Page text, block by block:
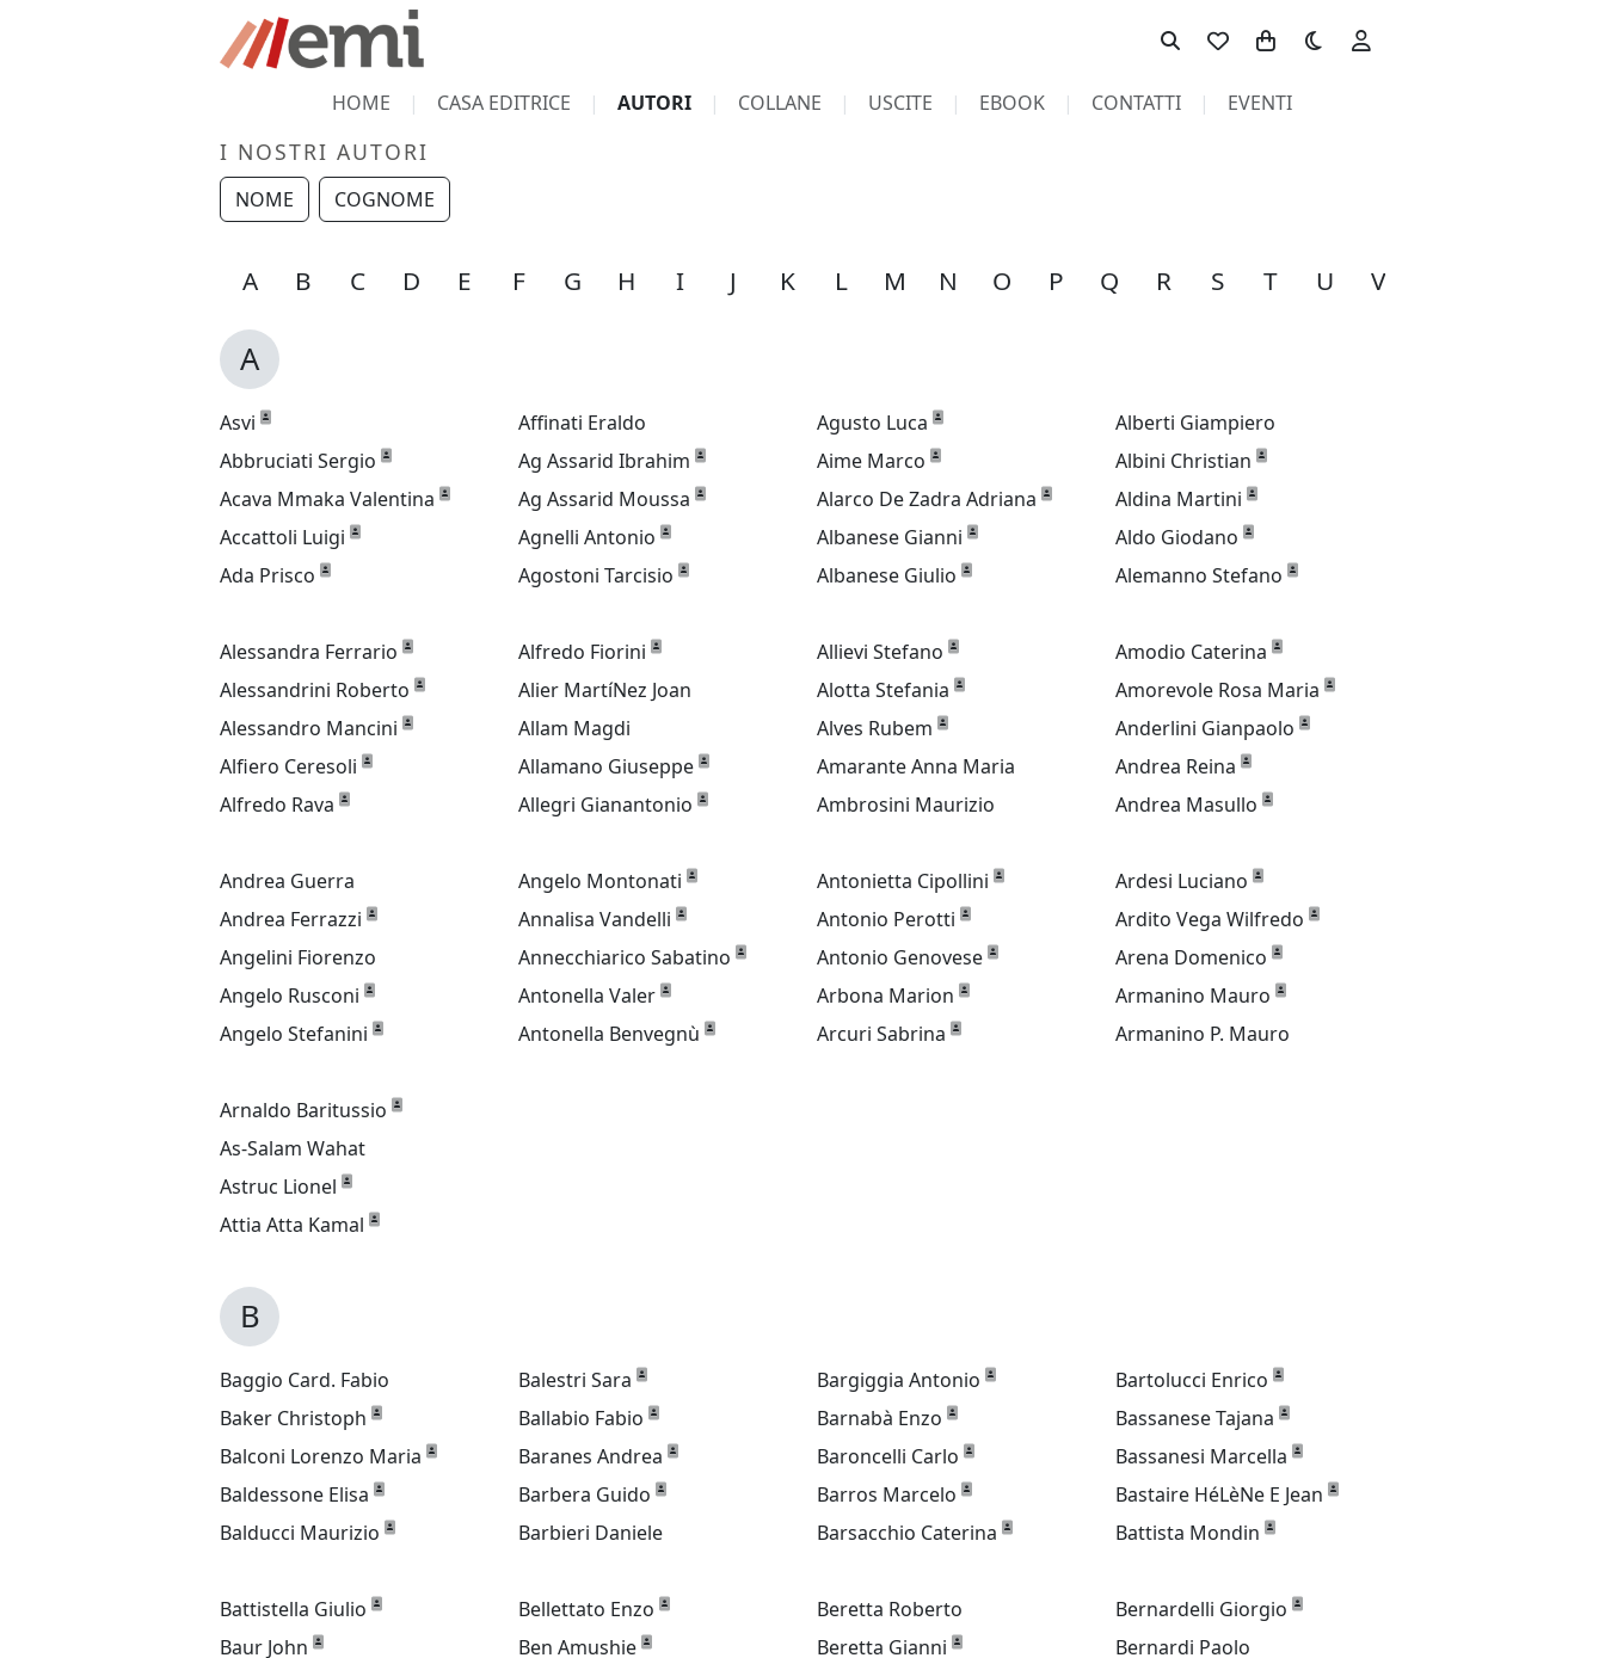
Toggle theme
HOME CASA EDITRICE AUTORI COLLANE USCITE EBOOK CONTATTI EVENTI
I NOSTRI AUTORI
NOME COGNOME
A B C D E F G H I J K L M N O P Q R S T U V
A
Asvi
Abbruciati Sergio
Acava Mmaka Valentina
Accattoli Luigi
Ada Prisco
Affinati Eraldo
Ag Assarid Ibrahim
Ag Assarid Moussa
Agnelli Antonio
Agostoni Tarcisio
Agusto Luca
Aime Marco
Alarco De Zadra Adriana
Albanese Gianni
Albanese Giulio
Alberti Giampiero
Albini Christian
Aldina Martini
Aldo Giodano
Alemanno Stefano
Alessandra Ferrario
Alessandrini Roberto
Alessandro Mancini
Alfiero Ceresoli
Alfredo Rava
Alfredo Fiorini
Alier MartíNez Joan
Allam Magdi
Allamano Giuseppe
Allegri Gianantonio
Allievi Stefano
Alotta Stefania
Alves Rubem
Amarante Anna Maria
Ambrosini Maurizio
Amodio Caterina
Amorevole Rosa Maria
Anderlini Gianpaolo
Andrea Reina
Andrea Masullo
Andrea Guerra
Andrea Ferrazzi
Angelini Fiorenzo
Angelo Rusconi
Angelo Stefanini
Angelo Montonati
Annalisa Vandelli
Annecchiarico Sabatino
Antonella Valer
Antonella Benvegnù
Antonietta Cipollini
Antonio Perotti
Antonio Genovese
Arbona Marion
Arcuri Sabrina
Ardesi Luciano
Ardito Vega Wilfredo
Arena Domenico
Armanino Mauro
Armanino P. Mauro
Arnaldo Baritussio
As-Salam Wahat
Astruc Lionel
Attia Atta Kamal
B
Baggio Card. Fabio
Baker Christoph
Balconi Lorenzo Maria
Baldessone Elisa
Balducci Maurizio
Balestri Sara
Ballabio Fabio
Baranes Andrea
Barbera Guido
Barbieri Daniele
Bargiggia Antonio
Barnabà Enzo
Baroncelli Carlo
Barros Marcelo
Barsacchio Caterina
Bartolucci Enrico
Bassanese Tajana
Bassanesi Marcella
Bastaire HéLèNe E Jean
Battista Mondin
Battistella Giulio
Baur John
Bellettato Enzo
Ben Amushie
Beretta Roberto
Beretta Gianni
Bernardelli Giorgio
Bernardi Paolo